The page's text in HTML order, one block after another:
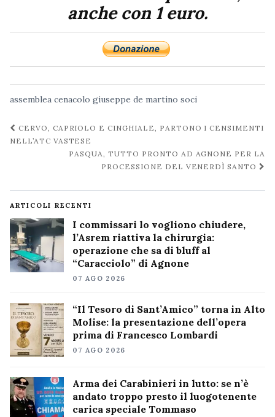
anche con 1 euro.
assemblea cenacolo giuseppe de martino soci
Navigazione
post
CERVO, CAPRIOLO E CINGHIALE, PARTONO I CENSIMENTI
NELL’ATC VASTESE
PASQUA, TUTTO PRONTO AD AGNONE PER LA
PROCESSIONE DEL VENERDÌ SANTO
ARTICOLI RECENTI
I commissari lo vogliono chiudere,
l’Asrem riattiva la chirurgia:
operazione che sa di bluff al
“Caracciolo” di Agnone
07 AGO 2026
“Il Tesoro di Sant’Amico” torna in Alto
Molise: la presentazione dell’opera
prima di Francesco Lombardi
07 AGO 2026
Arma dei Carabinieri in lutto: se n’è
andato troppo presto il luogotenente
carica speciale Tommaso